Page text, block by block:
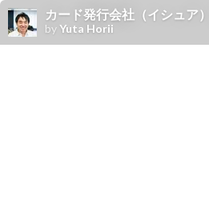
カード発行会社（イシュア
byYuta Horii